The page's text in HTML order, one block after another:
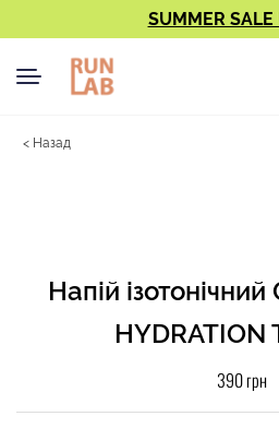
SUMMER SALE
< Назад
Напій
HYDRATION
390 грн